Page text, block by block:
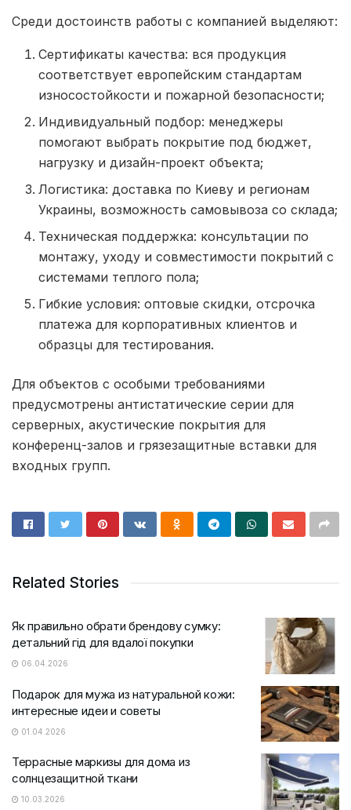
Среди достоинств работы с компанией выделяют:
Сертификаты качества: вся продукция
соответствует европейским стандартам
износостойкости и пожарной безопасности;
Индивидуальный подбор: менеджеры
помогают выбрать покрытие под бюджет,
нагрузку и дизайн-проект объекта;
Логистика: доставка по Киеву и регионам
Украины, возможность самовывоза со склада;
Техническая поддержка: консультации по
монтажу, уходу и совместимости покрытий с
системами теплого пола;
Гибкие условия: оптовые скидки, отсрочка
платежа для корпоративных клиентов и
образцы для тестирования.
Для объектов с особыми требованиями
предусмотрены антистатические серии для
серверных, акустические покрытия для
конференц-залов и грязезащитные вставки для
входных групп.
Related Stories
Як правильно обрати брендову сумку:
детальний гід для вдалої покупки
06.04.2026
Подарок для мужа из натуральной кожи:
интересные идеи и советы
01.04.2026
Террасные маркизы для дома из
солнцезащитной ткани
10.03.2026